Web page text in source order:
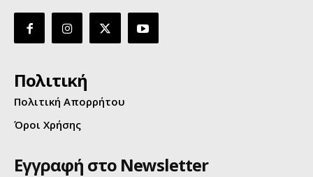
Πολιτική
Πολιτική Απορρήτου
Όροι Χρήσης
Εγγραφή στο Newsletter